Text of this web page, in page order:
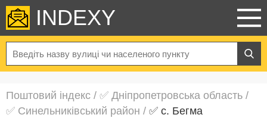
INDEXY
Поштовий індекс / ✅ Дніпропетровська область /
✅ Синельниківський район / ✅ с. Бегма